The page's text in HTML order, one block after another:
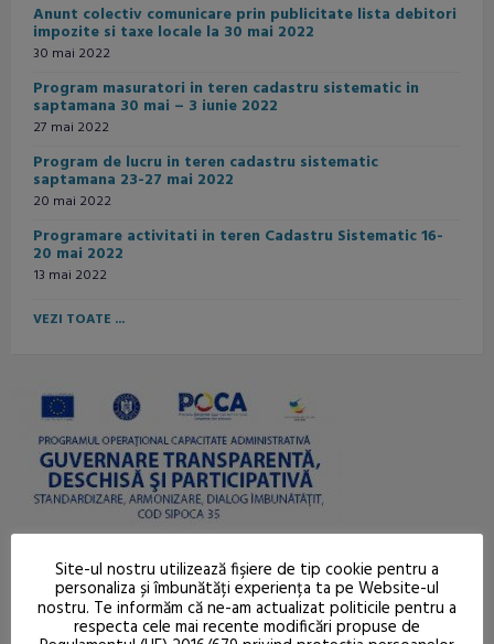
Anunt colectiv comunicare prin publicitate lista debitori
impozite si taxe locale la 30 mai 2022
30 mai 2022
Program masuratori in teren cadastru sistematic in
saptamana 30 mai – 3 iunie 2022
27 mai 2022
Program de lucru in teren cadastru sistematic
saptamana 23-27 mai 2022
20 mai 2022
Programare activitati in teren Cadastru Sistematic 16-
20 mai 2022
13 mai 2022
VEZI TOATE ...
Tarcău
Site-ul nostru utilizează fişiere de tip cookie pentru a
personaliza și îmbunătăți experiența ta pe Website-ul
nostru. Te informăm că ne-am actualizat politicile pentru a
respecta cele mai recente modificări propuse de